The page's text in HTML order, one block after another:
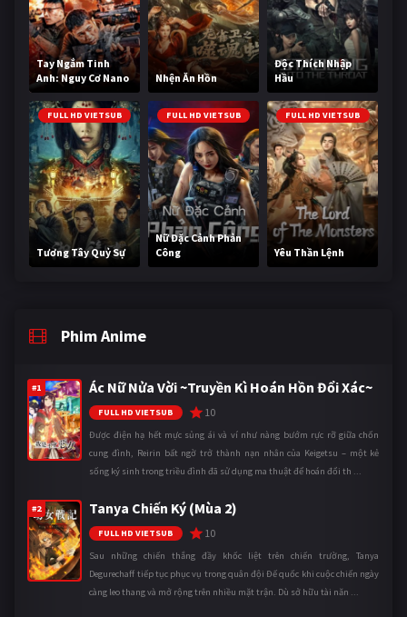
Tay Ngắm Tinh
Anh: Nguy Cơ Nano
Nhện Ăn Hồn
Độc Thích Nhập
Hầu
FULL HD VIETSUB
Tương Tây Quỷ Sự
FULL HD VIETSUB
Nữ Đặc Cảnh Phản
Công
FULL HD VIETSUB
Yêu Thần Lệnh
Phim Anime
#1 Ác Nữ Nửa Vời ~Truyền Kì Hoán Hồn Đổi Xác~
FULL HD VIETSUB 10
Được điện hạ hết mực sủng ái và ví như nàng bướm rực rỡ giữa chốn
cung đình, Reirin bất ngờ trở thành nạn nhân của Keigetsu – một kẻ
sống ký sinh trong triều đình đã sử dụng ma thuật để hoán đổi th ...
#2 Tanya Chiến Ký (Mùa 2)
FULL HD VIETSUB 10
Sau những chiến thắng đầy khốc liệt trên chiến trường, Tanya
Degurechaff tiếp tục phục vụ trong quân đội Đế quốc khi cuộc chiến ngày
càng leo thang và mở rộng trên nhiều mặt trận. Dù sở hữu tài năn ...